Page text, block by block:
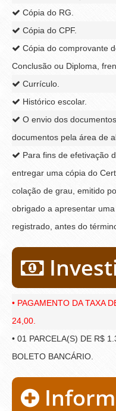
Cópia do RG.
Cópia do CPF.
Cópia do comprovante
Conclusão ou Diploma,
Currículo.
Histórico escolar.
O envio dos
documentos pela área de
Para fins de efetivação
entregar uma cópia do
colação de grau, emitido
obrigado a apresentar
registrado, antes do
• PAGAMENTO DA TAXA
24,00.
• 01 PARCELA(S) DE R$
BOLETO BANCÁRIO.